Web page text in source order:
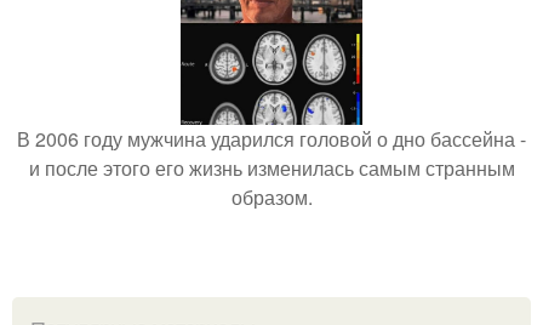
В 2006 году мужчина ударился головой о дно бассейна -
и после этого его жизнь изменилась самым странным
образом.